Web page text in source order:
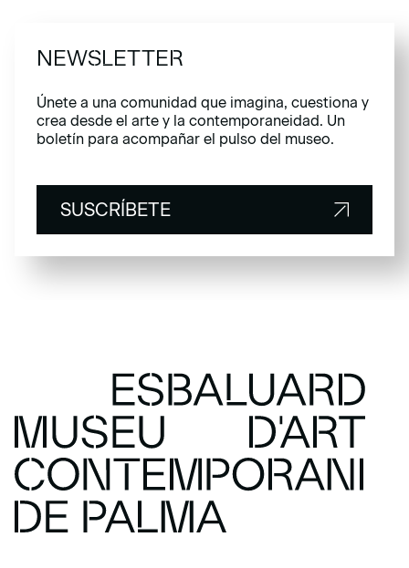
NEWSLETTER
Únete a una comunidad que imagina, cuestiona y
crea desde el arte y la contemporaneidad. Un
boletín para acompañar el pulso del museo.
SUSCRÍBETE
SUSCRÍBETE